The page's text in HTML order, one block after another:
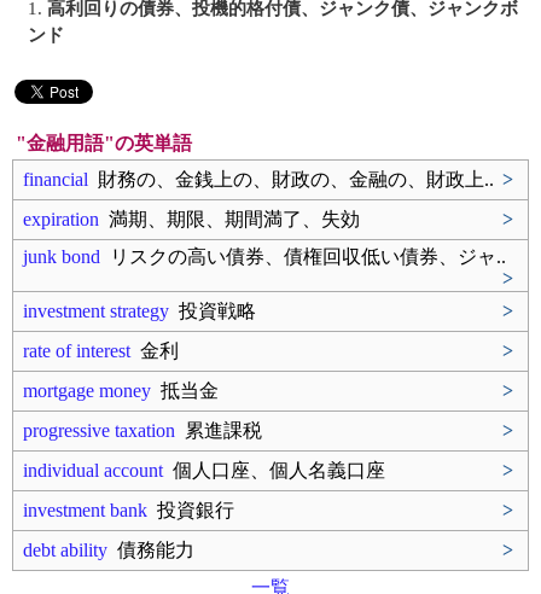
1. 高利回りの債券、投機的格付債、ジャンク債、ジャンクボ
ンド
"金融用語"の英単語
financial 財務の、金銭上の、財政の、金融の、財政上.. >
expiration 満期、期限、期間満了、失効
>
junk bond リスクの高い債券、債権回収低い債券、ジャ..
>
investment strategy 投資戦略
>
rate of interest 金利
>
mortgage money 抵当金
>
progressive taxation 累進課税
>
individual account 個人口座、個人名義口座
>
investment bank 投資銀行
>
debt ability 債務能力
>
一覧